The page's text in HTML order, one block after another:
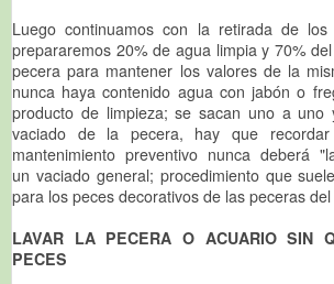
Luego continuamos con la retirada de
prepararemos 20% de agua limpia y 70%
pecera para mantener los valores de la
nunca haya contenido agua con jabón o
producto de limpieza; se sacan uno a
vaciado de la pecera, hay que
mantenimiento preventivo nunca deberá
un vaciado general; procedimiento que
para los peces decorativos de las peceras del
LAVAR LA PECERA O ACUARIO SIN
PECES